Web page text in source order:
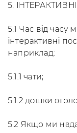
5.
5.1 Час від
інтерактивні
наприклад:
5.1.1 чати;
5.1.2 дошки
5.2 Якщо ми